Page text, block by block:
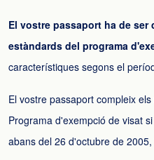
El vostre passaport ha de
estàndards del programa
característiques segons el
El vostre passaport compleix
Programa d'exempció de visat
abans del 26 d'octubre de